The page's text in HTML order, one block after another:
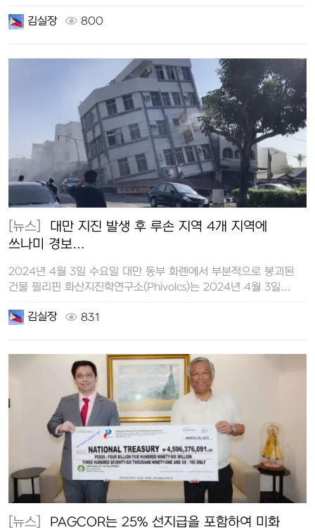
김실장 800
[뉴스]
쓰나미 경보…
2024년 4월 3일 수요일 대만 동부 화롄에서 부분적으로 붕괴된
건물 필리핀 화산지진학연구소(Phivolcs)는 2024년 4월 3일…
김실장 831
[뉴스]